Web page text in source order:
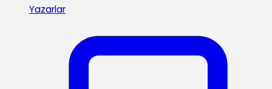
Yazarlar